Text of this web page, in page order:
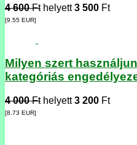
4 600 Fthelyett3 500 Ft
[9.55 EUR]
Milyen szert
kategóriás
4 000 Fthelyett3 200 Ft
[8.73 EUR]